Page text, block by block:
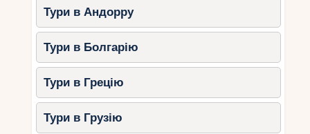
Мухерес.
Вечеря у ресторанах високої кухні з
видом на океан.
Дайвінг у підводному музеї MUSA.
2. Рів’єра-Майя – поєднання
природи та розкоші
Тури в Андорру
Тури в Болгарію
Тури в Грецію
Тури в Грузію